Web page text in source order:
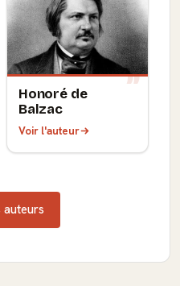
Honoré de
Balzac
Voir l'auteur
auteurs